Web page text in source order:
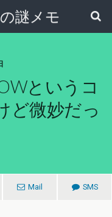
謎メモ
というコ
ど微妙だっ
Mail SMS